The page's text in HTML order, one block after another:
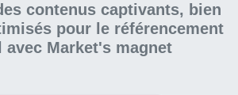
contenus captivants, bien
pour le référencement
avec Market's magnet